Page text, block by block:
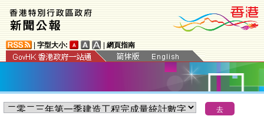
字型大小: 網頁指南